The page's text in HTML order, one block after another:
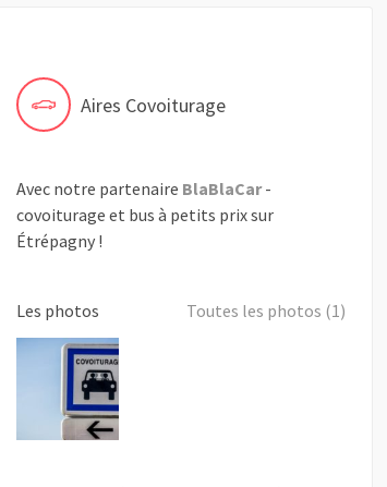
Aires Covoiturage
Avec notre partenaire BlaBlaCar-
covoiturage et bus à petits prix sur
Étrépagny !
Les photos Toutes les photos (1)